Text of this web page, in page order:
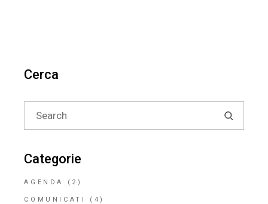
Cerca
for:
Categorie
AGENDA (2)
COMUNICATI (4)